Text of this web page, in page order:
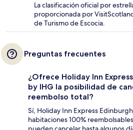
La clasificación oficial por
proporcionada por
de Turismo de Escocia.
Preguntas frecuentes
¿Ofrece Holiday Inn
by IHG la posibilidad de
reembolso total?
Sí, Holiday Inn Express
habitaciones 100%